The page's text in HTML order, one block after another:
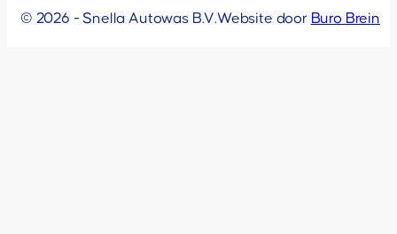
© 2026 - Snella Autowas B.V.Website door Buro Brein